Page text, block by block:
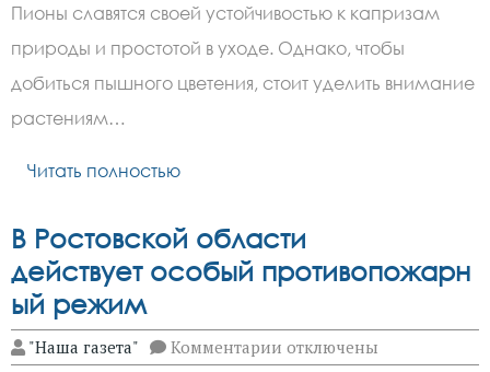
важные
подкормки
пионов
весной
для
Пионы славятся своей устойчивостью к капризам
природы и простотой в уходе. Однако, чтобы
добиться пышного цветения, стоит уделить внимание
растениям…
Читать полностью
В Ростовской области
действует особый противопожарн
ый режим
"Наша газета" Комментарии к
записи
отключены